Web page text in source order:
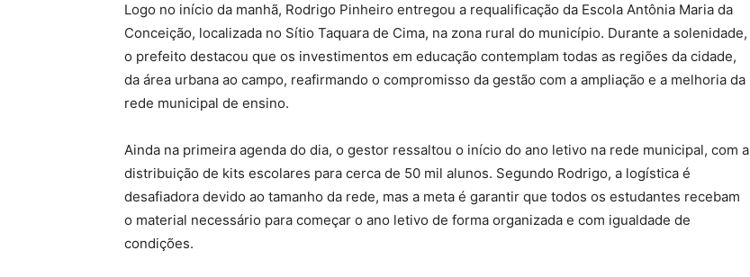
Logo no início da manhã, Rodrigo Pinheiro entregou a requalificação da Escola Antônia Maria da
Conceição, localizada no Sítio Taquara de Cima, na zona rural do município. Durante a solenidade,
o prefeito destacou que os investimentos em educação contemplam todas as regiões da cidade,
da área urbana ao campo, reafirmando o compromisso da gestão com a ampliação e a melhoria da
rede municipal de ensino.
Ainda na primeira agenda do dia, o gestor ressaltou o início do ano letivo na rede municipal, com a
distribuição de kits escolares para cerca de 50 mil alunos. Segundo Rodrigo, a logística é
desafiadora devido ao tamanho da rede, mas a meta é garantir que todos os estudantes recebam
o material necessário para começar o ano letivo de forma organizada e com igualdade de
condições.